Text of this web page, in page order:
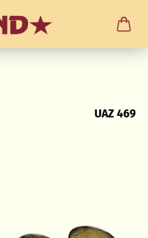
UAZ 469